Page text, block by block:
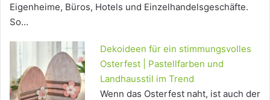
Eigenheime, Büros, Hotels und Einzelhandelsgeschäfte.
So…
Dekoideen für ein stimmungsvolles
Osterfest | Pastellfarben und
Landhausstil im Trend
Wenn das Osterfest naht, ist auch der